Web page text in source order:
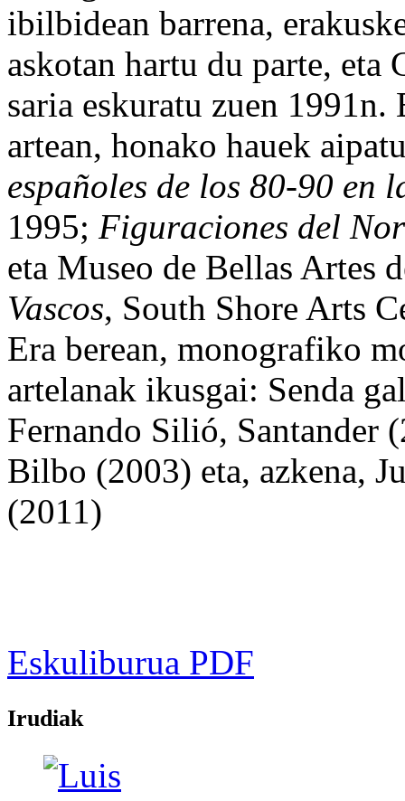
ibilbidean barrena,
askotan hartu du parte, eta
saria eskuratu zuen
artean, honako hauek
españoles de los 80-90 en
1995; Figuraciones del
eta Museo de Bellas Artes
Vascos, South Shore Arts
Era berean, monografiko
artelanak ikusgai: Senda
Fernando Silió, Santander
Bilbo (2003) eta, azkena,
(2011)
Eskuliburua PDF
Irudiak